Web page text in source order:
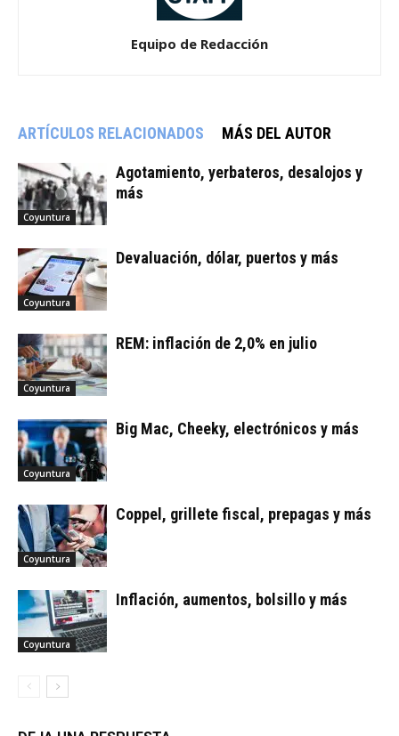
Equipo de Redacción
ARTÍCULOS RELACIONADOS MÁS DEL AUTOR
Coyuntura
Agotamiento, yerbateros, desalojos y
más
Coyuntura
Devaluación, dólar, puertos y más
Coyuntura
REM: inflación de 2,0% en julio
Coyuntura
Big Mac, Cheeky, electrónicos y más
Coyuntura
Coppel, grillete fiscal, prepagas y más
Coyuntura
Inflación, aumentos, bolsillo y más